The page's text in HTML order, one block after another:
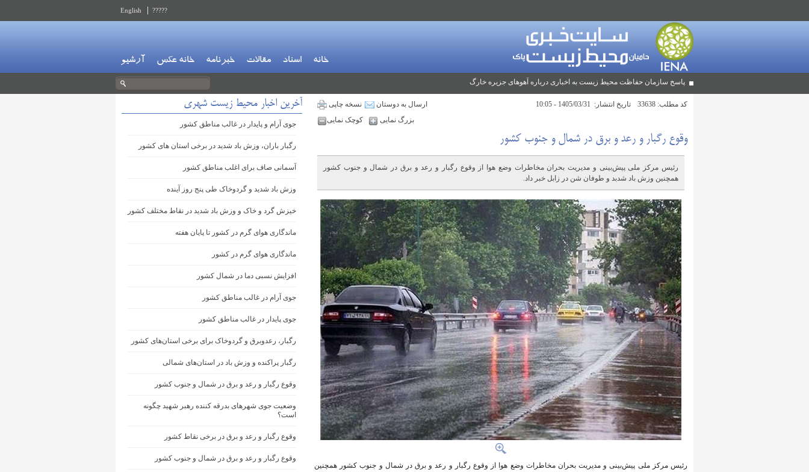
?????
English
خانه اسناد مقالات خبرنامه خانه عکس آرشیو
پاسخ سازمان حفاظت محیط زیست به اخباری درباره آهوهای جزیره خارگ
کد مطلب: تاریخ انتشار: نسخه چاپی
ارسال به دوستان
بزرگ نمایی
کوچک نمایی
وقوع رگبار و رعد و برق در شمال و جنوب کشور
رئیس مرکز ملی پیش‌بینی و مدیریت بحران مخاطرات وضع هوا از وقوع رگبار و رعد و برق در شمال و جنوب کشور
همچنین وزش باد شدبد و طوفان شن در زابل خبر داد.
رئیس مرکز ملی پیش‌بینی و مدیریت بحران مخاطرات وضع هوا از وقوع رگبار و رعد و برق در شمال و جنوب کشور همچنین
آخرین اخبار محیط زیست شهری
جوی آرام و پایدار در غالب مناطق کشور
رگبار باران، وزش باد شدید در برخی استان های کشور
آسمانی صاف برای اغلب مناطق کشور
وزش باد شدید و گردوخاک طی پنج روز آینده
خیزش گرد و خاک و وزش باد شدید در نقاط مختلف کشور
ماندگاری هوای گرم در کشور تا پایان هفته
ماندگاری هوای گرم در کشور
افزایش نسبی دما در شمال کشور
جوی آرام در غالب مناطق کشور
جوی پایدار در غالب مناطق کشور
رگبار، رعدوبرق و گردوخاک برای برخی استان‌های کشور
رگبار پراکنده و وزش باد در استان‌های شمالی
وقوع رگبار و رعد و برق در شمال و جنوب کشور
وضعیت جوی شهرهای بدرقه کننده رهبر شهید چگونه
است؟
وقوع رگبار و رعد و برق در برخی نقاط کشور
وقوع رگبار و رعد و برق در شمال و جنوب کشور